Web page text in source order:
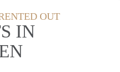
OUT
IN